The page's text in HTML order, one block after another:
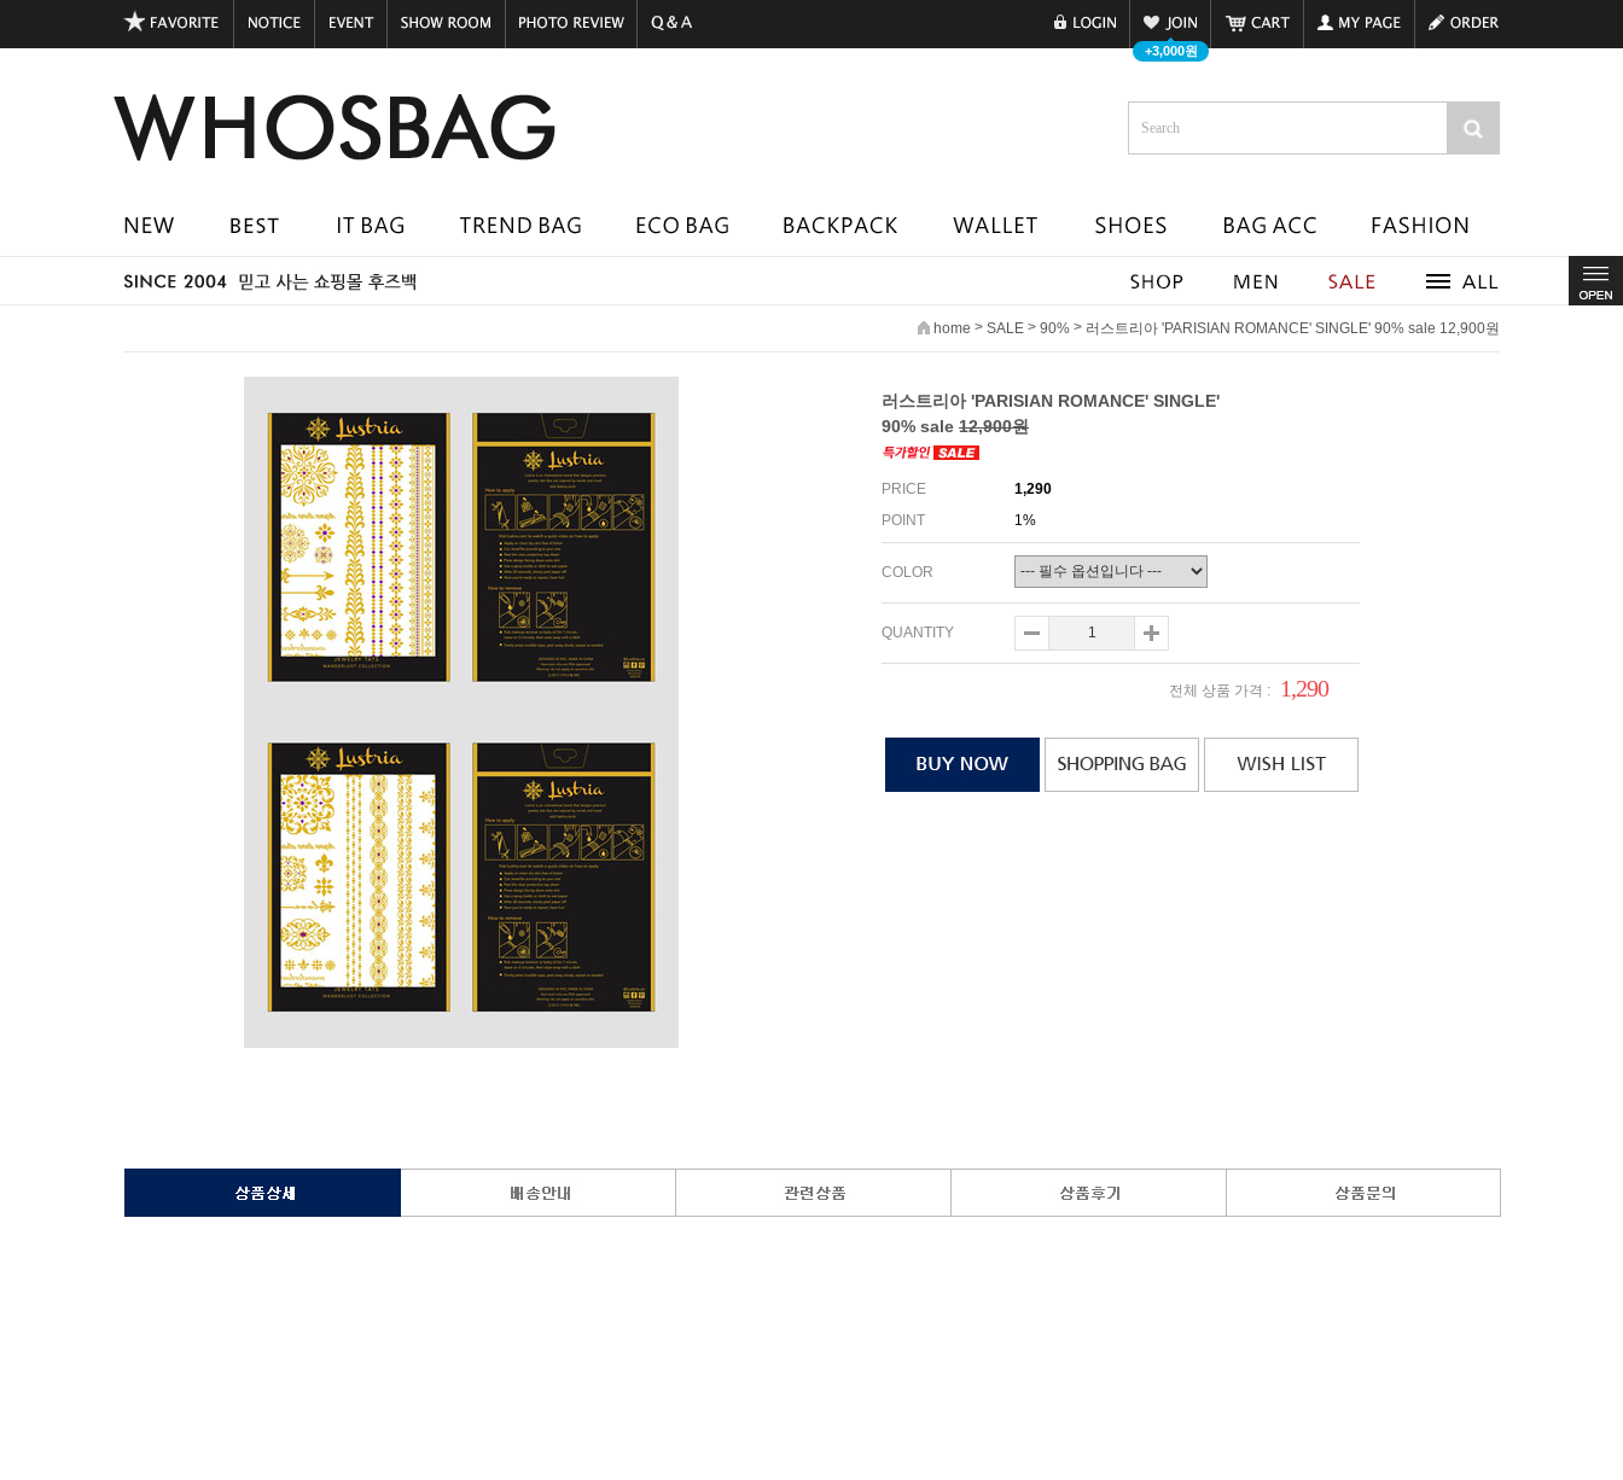
+3,000원
home > SALE > 90% > 러스트리아 'PARISIAN ROMANCE' SINGLE' 90% sale 12,900원
러스트리아 'PARISIAN ROMANCE' SINGLE'
90% sale 12,900원
PRICE
1,290
POINT
1%
COLOR
QUANTITY
전체 상품 가격 : 1,290